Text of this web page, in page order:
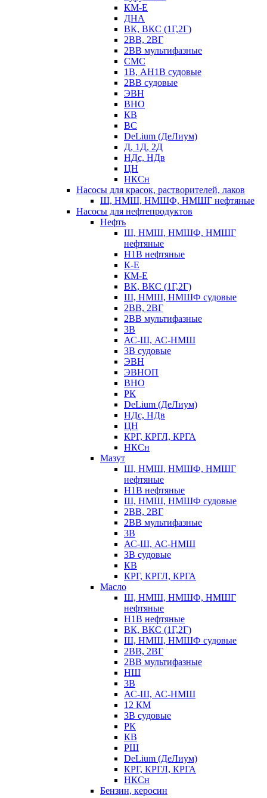
КМ-Е
ДНА
ВК, ВКС (1Г,2Г)
2ВВ, 2ВГ
2ВВ мультифазные
СМС
1В, АН1В судовые
2ВВ судовые
ЭВН
ВНО
КВ
ВС
DeLium (ДеЛиум)
Д, 1Д, 2Д
НДс, НДв
ЦН
НКСн
Насосы для красок, растворителей, лаков
Ш, НМШ, НМШФ, НМШГ нефтяные
Насосы для нефтепродуктов
Нефть
Ш, НМШ, НМШФ, НМШГ
нефтяные
Н1В нефтяные
К-Е
КМ-Е
ВК, ВКС (1Г,2Г)
Ш, НМШ, НМШФ судовые
2ВВ, 2ВГ
2ВВ мультифазные
3В
АС-Ш, АС-НМШ
3В судовые
ЭВН
ЭВНОП
ВНО
РК
DeLium (ДеЛиум)
НДс, НДв
ЦН
КРГ, КРГЛ, КРГА
НКСн
Мазут
Ш, НМШ, НМШФ, НМШГ
нефтяные
Н1В нефтяные
Ш, НМШ, НМШФ судовые
2ВВ, 2ВГ
2ВВ мультифазные
3В
АС-Ш, АС-НМШ
3В судовые
КВ
КРГ, КРГЛ, КРГА
Масло
Ш, НМШ, НМШФ, НМШГ
нефтяные
Н1В нефтяные
ВК, ВКС (1Г,2Г)
Ш, НМШ, НМШФ судовые
2ВВ, 2ВГ
2ВВ мультифазные
НШ
3В
АС-Ш, АС-НМШ
12 КМ
3В судовые
РК
КВ
РШ
DeLium (ДеЛиум)
КРГ, КРГЛ, КРГА
НКСн
Бензин, керосин